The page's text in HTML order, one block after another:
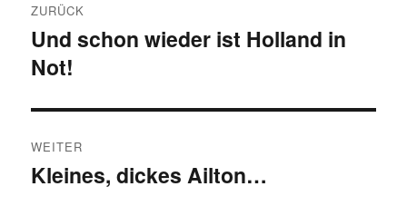
ZURÜCK
Vorheriger
Beitrag:
Und schon wieder ist Holland in
Not!
WEITER
Nächster
Kleines, dickes Ailton…